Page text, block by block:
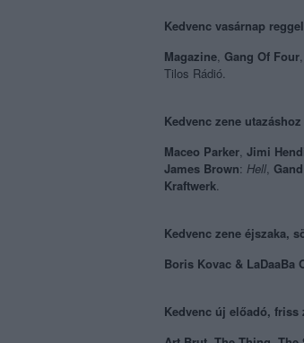
Kedvenc vasárnap
Magazine, Gang Of Four,
Tilos Rádió.
Kedvenc zene utazáshoz
Maceo Parker, Jimi
James Brown: Hell,
Kraftwerk.
Kedvenc zene éjszaka,
Boris Kovac & LaDaaBa
Kedvenc új előadó, friss